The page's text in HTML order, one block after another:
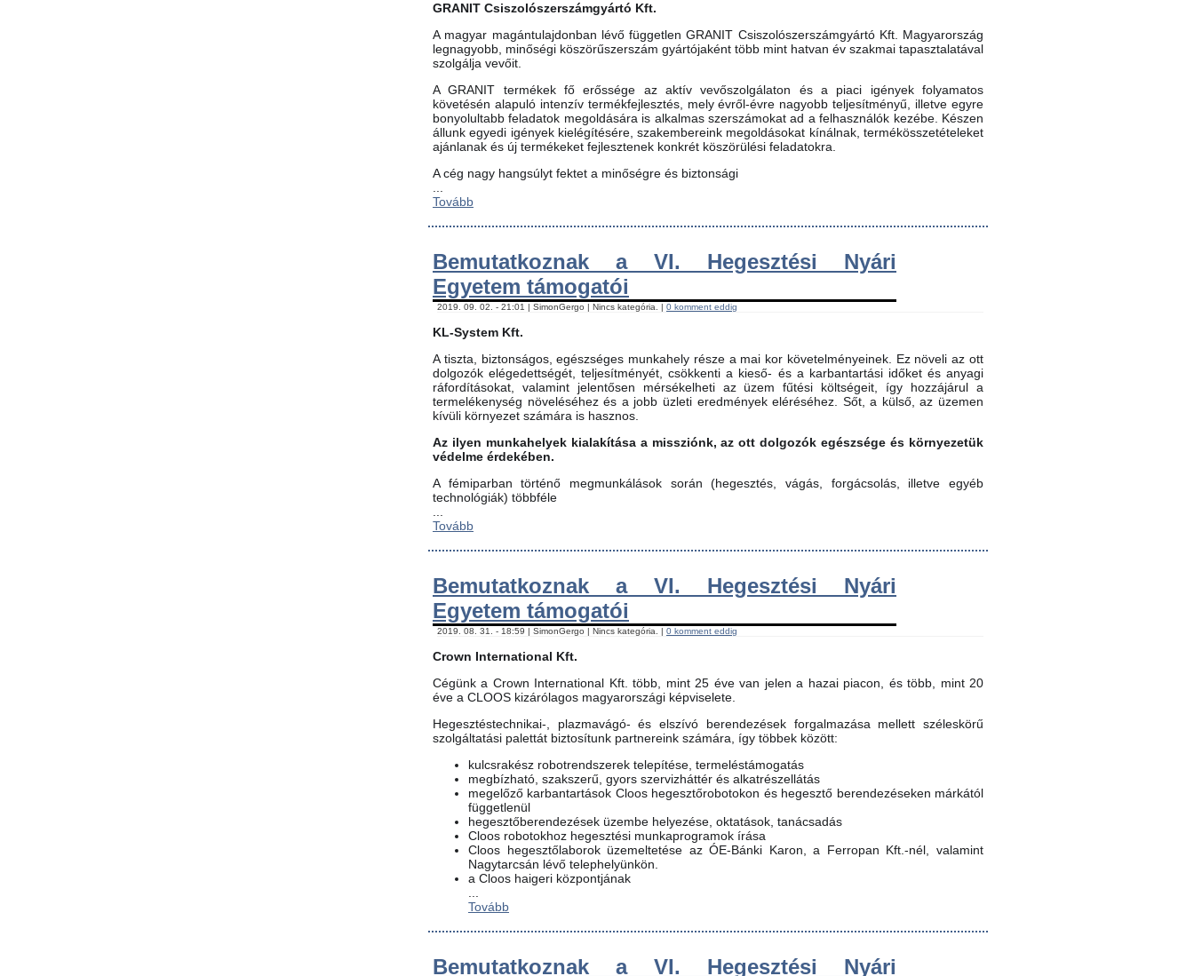
GRANIT Csiszolószerszámgyártó Kft.
A magyar magántulajdonban lévő független GRANIT Csiszolószerszámgyártó Kft. Magyarország
legnagyobb, minőségi köszörűszerszám gyártójaként több mint hatvan év szakmai tapasztalatával
szolgálja vevőit.
A GRANIT termékek fő erőssége az aktív vevőszolgálaton és a piaci igények folyamatos
követésén alapuló intenzív termékfejlesztés, mely évről-évre nagyobb teljesítményű, illetve egyre
bonyolultabb feladatok megoldására is alkalmas szerszámokat ad a felhasználók kezébe. Készen
állunk egyedi igények kielégítésére, szakembereink megoldásokat kínálnak, termékösszetételeket
ajánlanak és új termékeket fejlesztenek konkrét köszörülési feladatokra.
A cég nagy hangsúlyt fektet a minőségre és biztonsági
Tovább
Bemutatkoznak a VI. Hegesztési Nyári
Egyetem támogatói
2019. 09. 02. - 21:01 | SimonGergo | Nincs kategória. | 0 komment eddig
KL-System Kft.
A tiszta, biztonságos, egészséges munkahely része a mai kor követelményeinek. Ez növeli az ott
dolgozók elégedettségét, teljesítményét, csökkenti a kieső- és a karbantartási időket és anyagi
ráfordításokat, valamint jelentősen mérsékelheti az üzem fűtési költségeit, így hozzájárul a
termelékenység növeléséhez és a jobb üzleti eredmények eléréséhez. Sőt, a külső, az üzemen
kívüli környezet számára is hasznos.
Az ilyen munkahelyek kialakítása a missziónk, az ott dolgozók egészsége és környezetük
védelme érdekében.
A fémiparban történő megmunkálások során (hegesztés, vágás, forgácsolás, illetve egyéb
technológiák) többféle
Tovább
Bemutatkoznak a VI. Hegesztési Nyári
Egyetem támogatói
2019. 08. 31. - 18:59 | SimonGergo | Nincs kategória. | 0 komment eddig
Crown International Kft.
Cégünk a Crown International Kft. több, mint 25 éve van jelen a hazai piacon, és több, mint 20
éve a CLOOS kizárólagos magyarországi képviselete.
Hegesztéstechnikai-, plazmavágó- és elszívó berendezések forgalmazása mellett széleskörű
szolgáltatási palettát biztosítunk partnereink számára, így többek között:
kulcsrakész robotrendszerek telepítése, termeléstámogatás
megbízható, szakszerű, gyors szervizháttér és alkatrészellátás
megelőző karbantartások Cloos hegesztőrobotokon és hegesztő berendezéseken márkától
függetlenül
hegesztőberendezések üzembe helyezése, oktatások, tanácsadás
Cloos robotokhoz hegesztési munkaprogramok írása
Cloos hegesztőlaborok üzemeltetése az ÓE-Bánki Karon, a Ferropan Kft.-nél, valamint
Nagytarcsán lévő telephelyünkön.
a Cloos haigeri központjának
Tovább
Bemutatkoznak a VI. Hegesztési Nyári